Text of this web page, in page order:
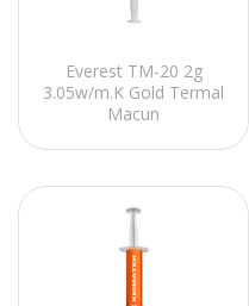
Everest TM-20 2g
3.05w/m.K Gold Termal
Macun